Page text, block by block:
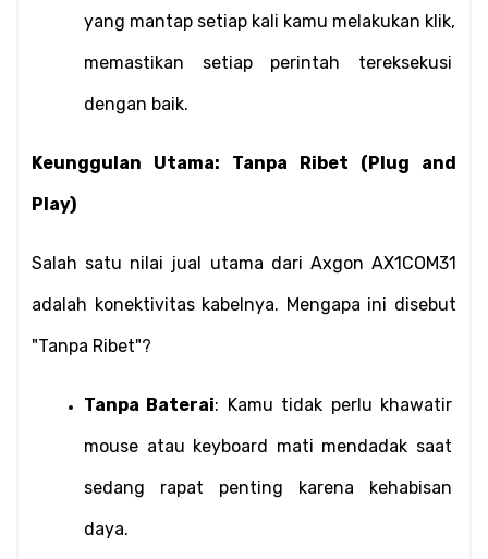
yang mantap setiap kali kamu melakukan klik,
memastikan setiap perintah tereksekusi
dengan baik.
Keunggulan Utama: Tanpa Ribet (Plug and
Play)
Salah satu nilai jual utama dari Axgon AX1COM31
adalah konektivitas kabelnya. Mengapa ini disebut
"Tanpa Ribet"?
Tanpa Baterai: Kamu tidak perlu khawatir
mouse atau keyboard mati mendadak saat
sedang rapat penting karena kehabisan
daya.